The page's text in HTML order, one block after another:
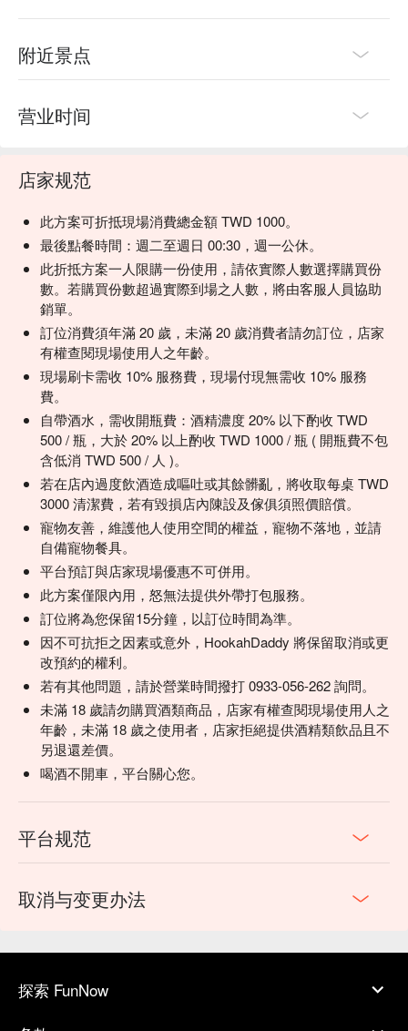
心提醒：若包含酒精饮品，请理性饮酒｜过量饮酒，有害健
康）
附近景点
营业时间
店家规范
此方案可折抵現場消費總金額 TWD 1000。
最後點餐時間：週二至週日 00:30，週一公休。
此折抵方案一人限購一份使用，請依實際人數選擇購買份
數。若購買份數超過實際到場之人數，將由客服人員協助
銷單。
訂位消費須年滿 20 歲，未滿 20 歲消費者請勿訂位，店家
有權查閱現場使用人之年齡。
現場刷卡需收 10% 服務費，現場付現無需收 10% 服務
費。
自帶酒水，需收開瓶費：酒精濃度 20% 以下酌收 TWD
500 / 瓶，大於 20% 以上酌收 TWD 1000 / 瓶 ( 開瓶費不包
含低消 TWD 500 / 人 )。
若在店內過度飲酒造成嘔吐或其餘髒亂，將收取每桌 TWD
3000 清潔費，若有毀損店內陳設及傢俱須照價賠償。
寵物友善，維護他人使用空間的權益，寵物不落地，並請
自備寵物餐具。
平台預訂與店家現場優惠不可併用。
此方案僅限內用，怒無法提供外帶打包服務。
訂位將為您保留15分鐘，以訂位時間為準。
因不可抗拒之因素或意外，HookahDaddy 將保留取消或更
改預約的權利。
若有其他問題，請於營業時間撥打 0933-056-262 詢問。
未滿 18 歲請勿購買酒類商品，店家有權查閱現場使用人之
年齡，未滿 18 歲之使用者，店家拒絕提供酒精類飲品且不
另退還差價。
喝酒不開車，平台關心您。
平台规范
取消与变更办法
探索 FunNow